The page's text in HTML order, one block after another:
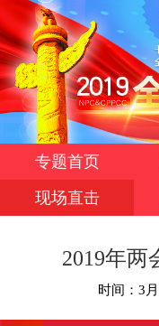
专题首页
现场直击
2019年两
时间：3